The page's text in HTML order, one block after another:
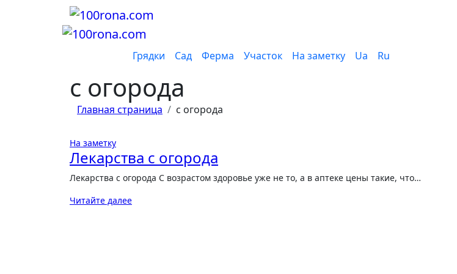
Грядки
Сад Ферма Участок На заметку Ua Ru
с огорода
Главная страница с огорода
На заметку
Лекарства с огорода
Лекарства с огорода С возрастом здоровье уже не то, а в аптеке цены такие, что…
Читайте далее